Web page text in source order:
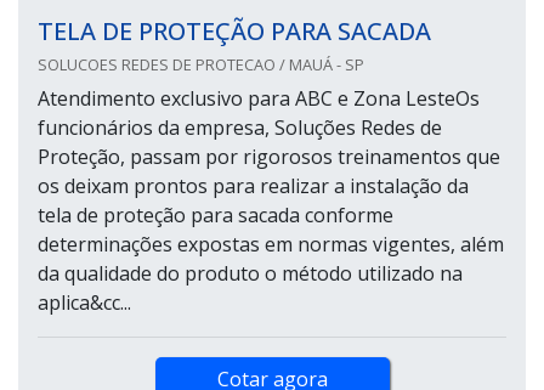
TELA DE PROTEÇÃO PARA SACADA
SOLUCOES REDES DE PROTECAO / MAUÁ - SP
Atendimento exclusivo para ABC e Zona LesteOs
funcionários da empresa, Soluções Redes de
Proteção, passam por rigorosos treinamentos que
os deixam prontos para realizar a instalação da
tela de proteção para sacada conforme
determinações expostas em normas vigentes, além
da qualidade do produto o método utilizado na
aplica&cc...
Cotar agora